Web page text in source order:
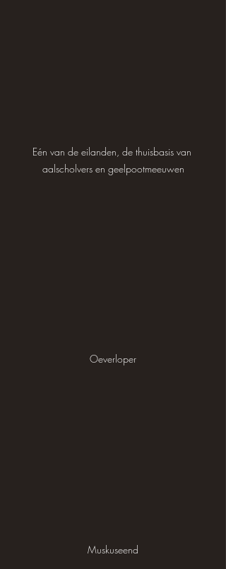
Eén van de eilanden, de thuisbasis van
aalscholvers en geelpootmeeuwen
Oeverloper
Muskuseend